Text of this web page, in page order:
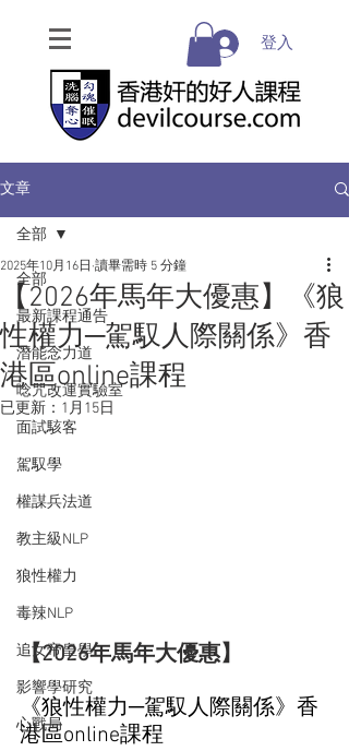
登入
文章
全部
最新課程通告
潛能念力道
唸咒改運實驗室
面試駭客
駕馭學
權謀兵法道
教主級NLP
狼性權力
毒辣NLP
追女帝皇學
影響學研究
心戰局
全部
【2026年馬年大優惠】《狼
性權力─駕馭人際關係》香
港區online課程
2025年10月16日 讀畢需時 5 分鐘
已更新： 1月15日
【2026年馬年大優惠】
《狼性權力─駕馭人際關係》香
港區online課程